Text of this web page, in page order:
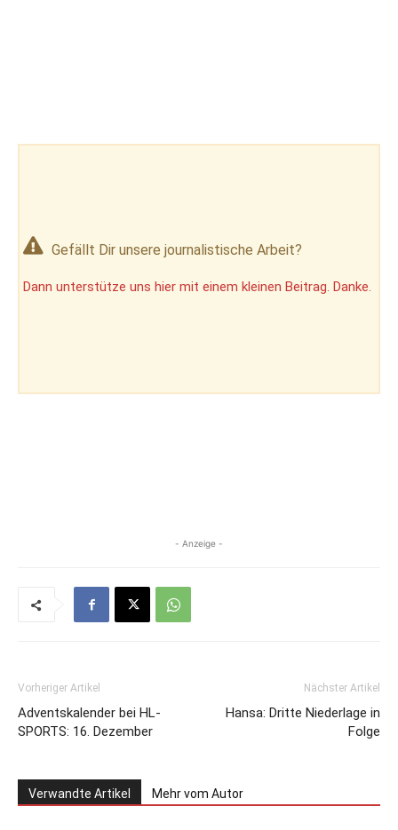
Gefällt Dir unsere journalistische Arbeit?
Dann unterstütze uns hier mit einem kleinen Beitrag. Danke.
- Anzeige -
Vorheriger Artikel
Adventskalender bei HL-
SPORTS: 16. Dezember
Nächster Artikel
Hansa: Dritte Niederlage in
Folge
Verwandte Artikel Mehr vom Autor